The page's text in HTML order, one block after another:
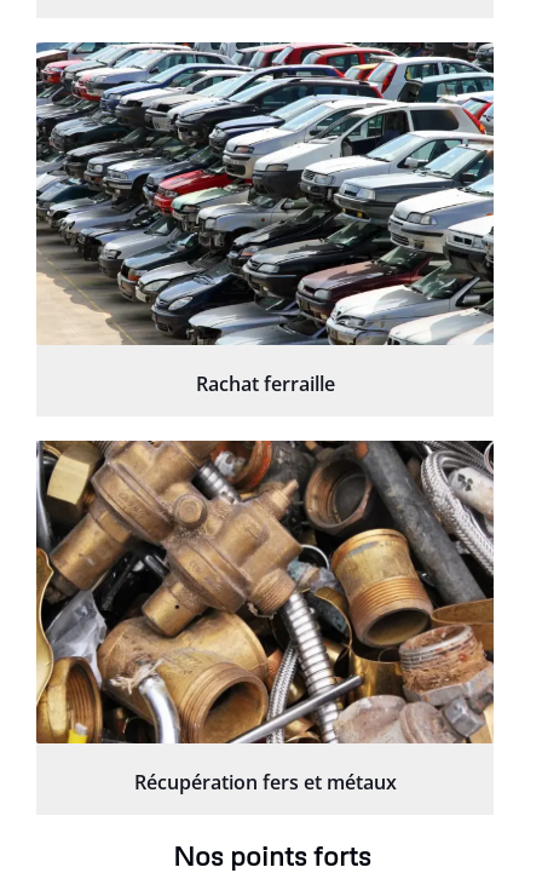
Rachat ferraille
Récupération fers et métaux
Nos points forts